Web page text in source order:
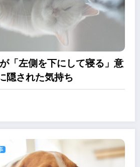
「左側を下にして寝る」意
された気持ち